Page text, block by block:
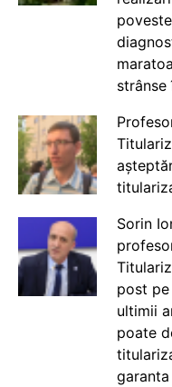
Sorin
post
ultimii
poate